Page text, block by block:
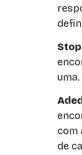
com
de